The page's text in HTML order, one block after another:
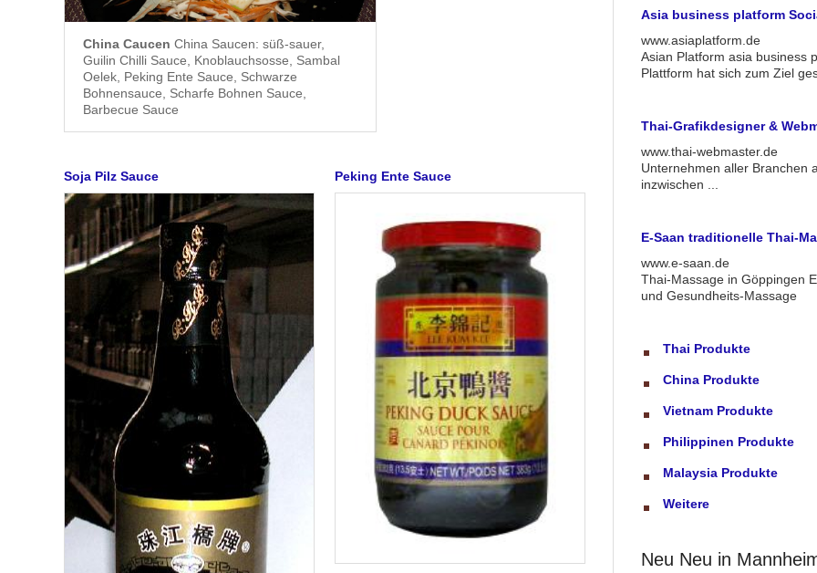
China Caucen China Saucen: süß-sauer,
Guilin Chilli Sauce, Knoblauchsosse, Sambal
Oelek, Peking Ente Sauce, Schwarze
Bohnensauce, Scharfe Bohnen Sauce,
Barbecue Sauce
Soja Pilz Sauce Peking Ente Sauce
Asia business platform
www.asiaplatform.de
Asian Platform asia business
Plattform hat sich zum Ziel
Thai-Grafikdesigner &
www.thai-webmaster.de
Unternehmen aller Branchen
inzwischen ...
E-Saan traditionelle Thai-
www.e-saan.de
Thai-Massage in Göppingen
und Gesundheits-Massage
Thai Produkte
China Produkte
Vietnam Produkte
Philippinen Produkte
Malaysia Produkte
Weitere
Neu Neu in